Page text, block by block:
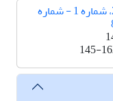
دوره 23، شماره 1 - شماره
145-